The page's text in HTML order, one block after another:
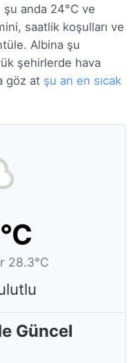
şu anda 24°C ve
saatlik koşulları ve
Albina şu
şehirlerde hava
göz at şu an en sıcak
28.3°C
Güncel